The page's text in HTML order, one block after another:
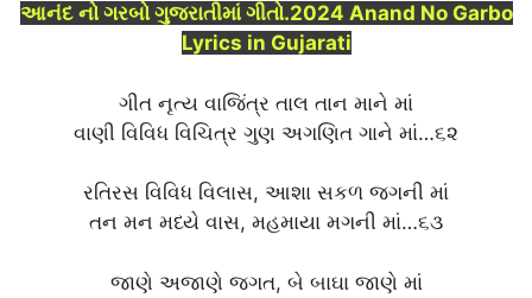
આનંદ નો ગરબો ગુજરાતીમાં ગીતો.2024 Anand No Garbo
Lyrics in Gujarati
ગીત નૃત્ય વાજિંત્ર તાલ તાન માને માં
વાણી વિવિધ વિચિત્ર ગુણ અગણિત ગાને માં…૬૨
રતિરસ વિવિધ વિલાસ, આશા સકળ જગની માં
તન મન મધ્યે વાસ, મહમાયા મગની માં…૬૩
જાણે અજાણે જગત, બે બાઘા જાણે માં